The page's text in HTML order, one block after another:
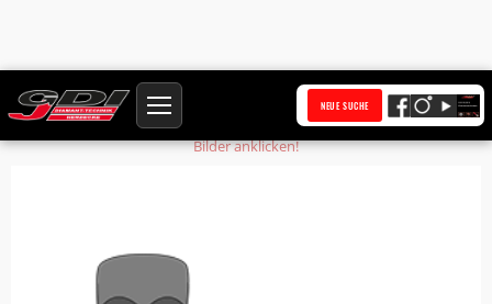
NEUE SUCHE
Startseite Produkte Ventilstift
Bilder anklicken!